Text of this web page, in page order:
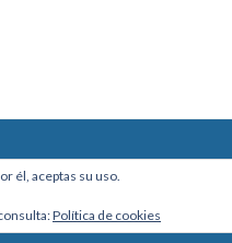
Mezzanine, Of. 101 - La Paz, Bolivia
él, aceptas su uso.
Política de cookies